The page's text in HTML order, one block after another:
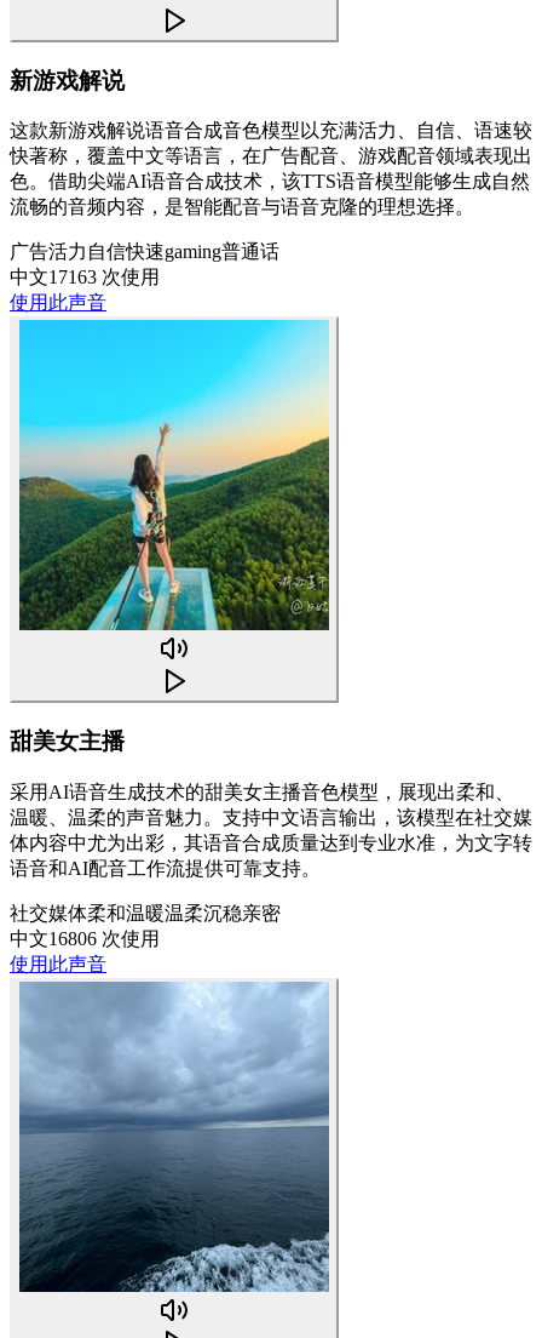
新游戏解说
这款新游戏解说语音合成音色模型以充满活力、自信、语速较
快著称，覆盖中文等语言，在广告配音、游戏配音领域表现出
色。借助尖端AI语音合成技术，该TTS语音模型能够生成自然
流畅的音频内容，是智能配音与语音克隆的理想选择。
广告活力 自信快速gaming普通话
中文17163 次使用
使用此声音
甜美女主播
采用AI语音生成技术的甜美女主播音色模型，展现出柔和、
温暖、温柔的声音魅力。支持中文语言输出，该模型在社交媒
体内容中尤为出彩，其语音合成质量达到专业水准，为文字转
语音和AI配音工作流提供可靠支持。
社交媒体柔和温暖温柔沉稳亲密
中文16806 次使用
使用此声音